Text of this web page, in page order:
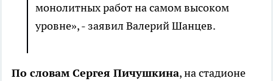
монолитных работ на самом высоком
уровне», - заявил Валерий Шанцев.
По словам Сергея Пичушкина, на стадионе